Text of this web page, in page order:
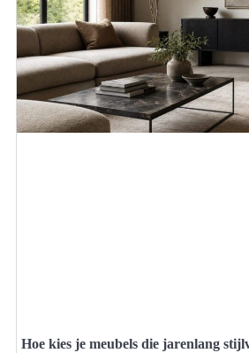
Hoe kies je meubels die jarenlang